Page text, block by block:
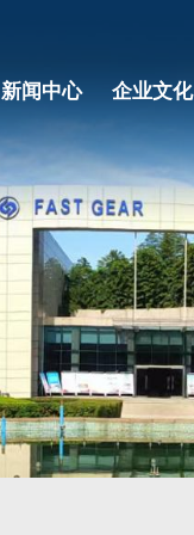
新闻中心 企业文化